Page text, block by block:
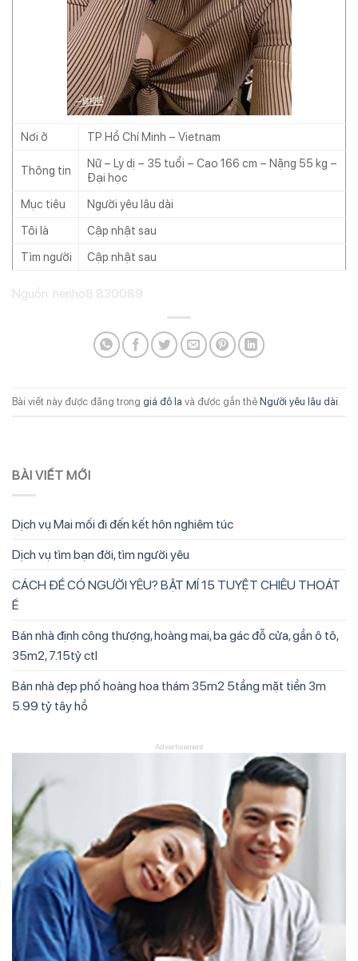
Nơi ở TP Hồ Chí Minh – Vietnam
Thông tin
Nữ – Ly dị – 35 tuổi – Cao 166 cm – Nặng 55 kg –
Đại học
Mục tiêu
Người yêu lâu dài
Tôi là
Cập nhật sau
Tìm người
Cập nhật sau
Nguồn: henho8 830089
Bài viết này được đăng trong giá đô la và được gắn thẻ Người yêu lâu dài
BÀI VIẾT MỚI
Dịch vụ Mai mối đi đến kết hôn nghiêm túc
Dịch vụ tìm bạn đời, tìm người yêu
CÁCH ĐỂ CÓ NGƯỜI YÊU? BẬT MÍ 15 TUYỆT CHIÊU THOÁT
Ế
Bán nhà định công thượng, hoàng mai, ba gác đỗ cửa, gần ô tô,
35m2, 7.15tỷ ctl
Bán nhà đẹp phố hoàng hoa thám 35m2 5tầng mặt tiền 3m
5.99 tỷ tây hồ
Advertisement